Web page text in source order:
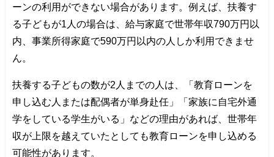
ーンの利用ができない場合があります。例えば、扶養す
る子どもが1人の場合は、給与家庭で世帯年収790万円以
内、事業所得家庭で590万円以内の人しか利用できませ
ん。
扶養する子どもの数が2人までの人は、「教育ローンを
申し込む人または配偶者が単身赴任」「家族に自宅外通
学をしている学生がいる」などの理由があれば、世帯年
収が上限を越えていたとしても教育ローンを申し込める
可能性があります。